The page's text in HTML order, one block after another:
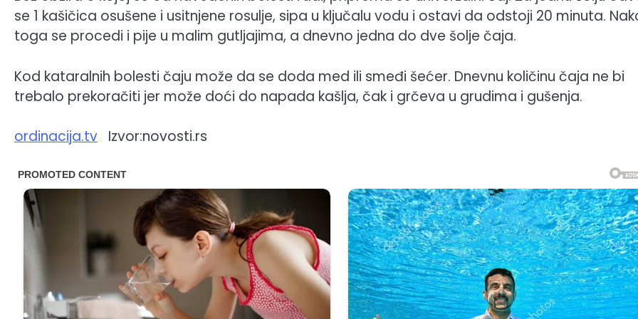
se 1 kašičica osušene i usitnjene rosulje, sipa u ključalu vodu i ostavi da odstoji 20 minuta.
toga se procedi i pije u malim gutljajima, a dnevno jedna do dve šolje čaja.
Kod kataralnih bolesti čaju može da se doda med ili smeđi šećer. Dnevnu količinu čaja ne bi
trebalo prekoračiti jer može doći do napada kašlja, čak i grčeva u grudima i gušenja.
ordinacija.tv Izvor:novosti.rs